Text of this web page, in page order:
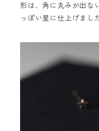
形は、角に丸みが出な
っぽい星に仕上げまし